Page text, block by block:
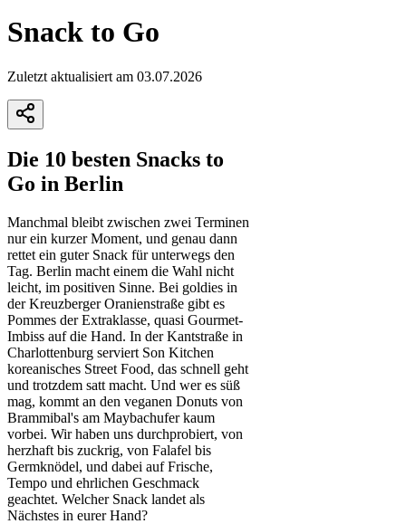
Snack to Go
Zuletzt aktualisiert am 03.07.2026
Die 10 besten Snacks to
Go in Berlin
Manchmal bleibt zwischen zwei Terminen
nur ein kurzer Moment, und genau dann
rettet ein guter Snack für unterwegs den
Tag. Berlin macht einem die Wahl nicht
leicht, im positiven Sinne. Bei goldies in
der Kreuzberger Oranienstraße gibt es
Pommes der Extraklasse, quasi Gourmet-
Imbiss auf die Hand. In der Kantstraße in
Charlottenburg serviert Son Kitchen
koreanisches Street Food, das schnell geht
und trotzdem satt macht. Und wer es süß
mag, kommt an den veganen Donuts von
Brammibal's am Maybachufer kaum
vorbei. Wir haben uns durchprobiert, von
herzhaft bis zuckrig, von Falafel bis
Germknödel, und dabei auf Frische,
Tempo und ehrlichen Geschmack
geachtet. Welcher Snack landet als
Nächstes in eurer Hand?